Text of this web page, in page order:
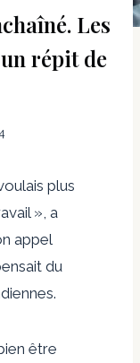
Les
répit de
plus
», a
appel
du
être